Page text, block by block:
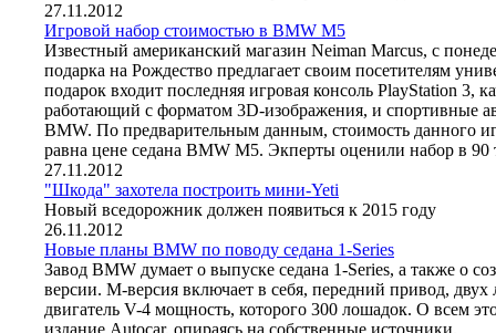
27.11.2012
Игровой набор стоимостью в BMW M5
Известный американский магазин Neiman Marcus, с
подарка на Рождество предлагает своим посетителям
подарок входит последняя игровая консоль PlayStation 3,
работающий с форматом 3D-изображения, и спортивные
BMW. По предварительным данным, стоимость данного
равна цене седана BMW M5. Экперты оценили набор в 90
27.11.2012
"Шкода" захотела построить мини-Yeti
Новый вседорожник должен появиться к 2015 году
26.11.2012
Новые планы BMW по поводу седана 1-Series
Завод BMW думает о выпуске седана 1-Series, а также о
версии. М-версия включает в себя, передний привод,
двигатель V-4 мощность, которого 300 лошадок. О всем
издание Autocar, опираясь на собственные источники.